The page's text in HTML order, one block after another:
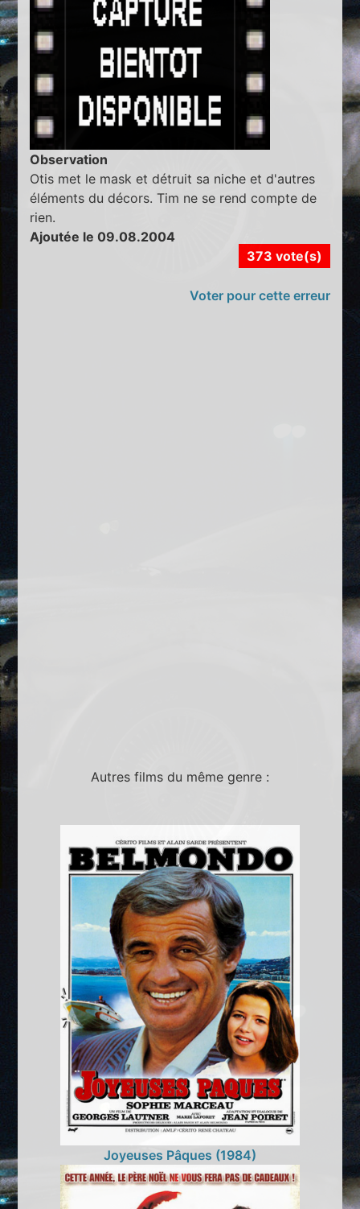
Observation
Otis met le mask et détruit sa niche et d'autres
éléments du décors. Tim ne se rend compte de
rien.
Ajoutée le 09.08.2004
373 vote(s)
Voter pour cette erreur
Autres films du même genre :
Joyeuses Pâques (1984)